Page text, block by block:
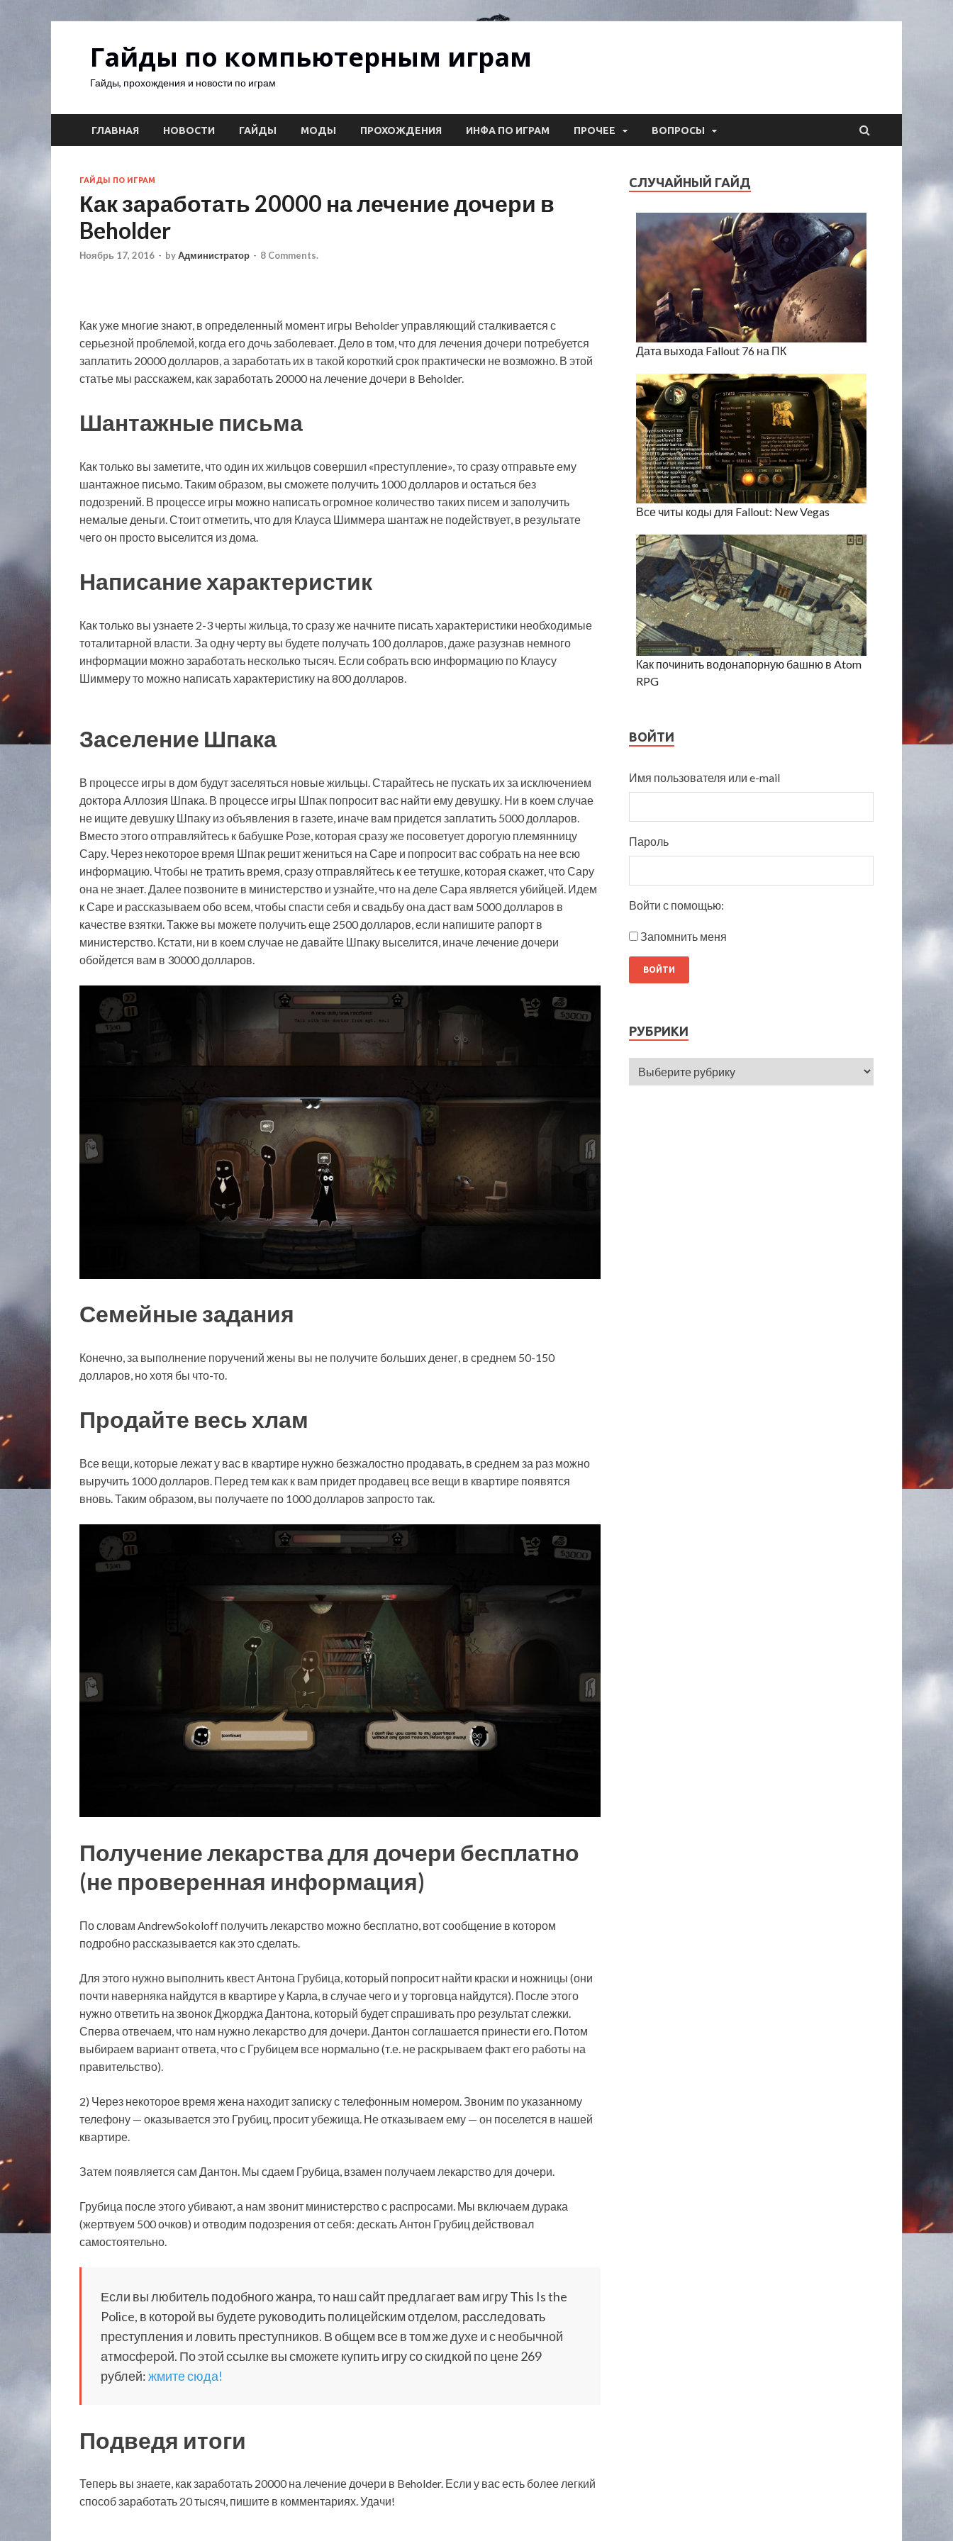
Гайды по компьютерным играм
Гайды, прохождения и новости по играм
ГЛАВНАЯ НОВОСТИ ГАЙДЫ МОДЫ ПРОХОЖДЕНИЯ ИНФА ПО ИГРАМ ПРОЧЕЕ ВОПРОСЫ
ГАЙДЫ ПО ИГРАМ
Как заработать 20000 на лечение дочери в
Beholder
Ноябрь 17, 2016 - byАдминистратор - 8 Comments.
Как уже многие знают, в определенный момент игры Beholder управляющий сталкивается с
серьезной проблемой, когда его дочь заболевает. Дело в том, что для лечения дочери потребуется
заплатить 20000 долларов, а заработать их в такой короткий срок практически не возможно. В этой
статье мы расскажем, как заработать 20000 на лечение дочери в Beholder.
Шантажные письма
Как только вы заметите, что один их жильцов совершил «преступление», то сразу отправьте ему
шантажное письмо. Таким образом, вы сможете получить 1000 долларов и остаться без
подозрений. В процессе игры можно написать огромное количество таких писем и заполучить
немалые деньги. Стоит отметить, что для Клауса Шиммера шантаж не подействует, в результате
чего он просто выселится из дома.
Написание характеристик
Как только вы узнаете 2-3 черты жильца, то сразу же начните писать характеристики необходимые
тоталитарной власти. За одну черту вы будете получать 100 долларов, даже разузнав немного
информации можно заработать несколько тысяч. Если собрать всю информацию по Клаусу
Шиммеру то можно написать характеристику на 800 долларов.
Заселение Шпака
В процессе игры в дом будут заселяться новые жильцы. Старайтесь не пускать их за исключением
доктора Аллозия Шпака. В процессе игры Шпак попросит вас найти ему девушку. Ни в коем случае
не ищите девушку Шпаку из объявления в газете, иначе вам придется заплатить 5000 долларов.
Вместо этого отправляйтесь к бабушке Розе, которая сразу же посоветует дорогую племянницу
Сару. Через некоторое время Шпак решит жениться на Саре и попросит вас собрать на нее всю
информацию. Чтобы не тратить время, сразу отправляйтесь к ее тетушке, которая скажет, что Сару
она не знает. Далее позвоните в министерство и узнайте, что на деле Сара является убийцей. Идем
к Саре и рассказываем обо всем, чтобы спасти себя и свадьбу она даст вам 5000 долларов в
качестве взятки. Также вы можете получить еще 2500 долларов, если напишите рапорт в
министерство. Кстати, ни в коем случае не давайте Шпаку выселится, иначе лечение дочери
обойдется вам в 30000 долларов.
Семейные задания
Конечно, за выполнение поручений жены вы не получите больших денег, в среднем 50-150
долларов, но хотя бы что-то.
Продайте весь хлам
Все вещи, которые лежат у вас в квартире нужно безжалостно продавать, в среднем за раз можно
выручить 1000 долларов. Перед тем как к вам придет продавец все вещи в квартире появятся
вновь. Таким образом, вы получаете по 1000 долларов запросто так.
Получение лекарства для дочери бесплатно
(не проверенная информация)
По словам AndrewSokoloff получить лекарство можно бесплатно, вот сообщение в котором
подробно рассказывается как это сделать.
Для этого нужно выполнить квест Антона Грубица, который попросит найти краски и ножницы (они
почти наверняка найдутся в квартире у Карла, в случае чего и у торговца найдутся). После этого
нужно ответить на звонок Джорджа Дантона, который будет спрашивать про результат слежки.
Сперва отвечаем, что нам нужно лекарство для дочери. Дантон соглашается принести его. Потом
выбираем вариант ответа, что с Грубицем все нормально (т.е. не раскрываем факт его работы на
правительство).
2) Через некоторое время жена находит записку с телефонным номером. Звоним по указанному
телефону — оказывается это Грубиц, просит убежища. Не отказываем ему — он поселется в нашей
квартире.
Затем появляется сам Дантон. Мы сдаем Грубица, взамен получаем лекарство для дочери.
Грубица после этого убивают, а нам звонит министерство с распросами. Мы включаем дурака
(жертвуем 500 очков) и отводим подозрения от себя: дескать Антон Грубиц действовал
самостоятельно.
Если вы любитель подобного жанра, то наш сайт предлагает вам игру This Is the
Police, в которой вы будете руководить полицейским отделом, расследовать
преступления и ловить преступников. В общем все в том же духе и с необычной
атмосферой. По этой ссылке вы сможете купить игру со скидкой по цене 269
рублей:жмите сюда!
Подведя итоги
Теперь вы знаете, как заработать 20000 на лечение дочери в Beholder. Если у вас есть более легкий
способ заработать 20 тысяч, пишите в комментариях. Удачи!
СЛУЧАЙНЫЙ ГАЙД
Дата выхода Fallout 76 на ПК
Все читы коды для Fallout: New Vegas
Как починить водонапорную башню в Atom
RPG
ВОЙТИ
Имя пользователя или e-mail
Пароль
Войти с помощью:
Запомнить меня
РУБРИКИ